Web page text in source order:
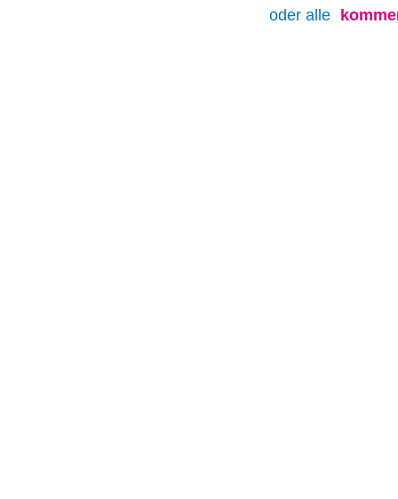
oder alle